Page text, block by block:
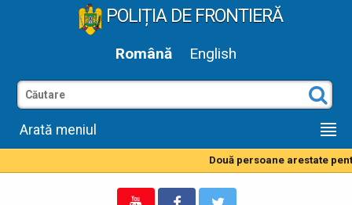
POLIȚIA DE FRONTIERĂ
Română English
Arată meniul
Două persoane arestate